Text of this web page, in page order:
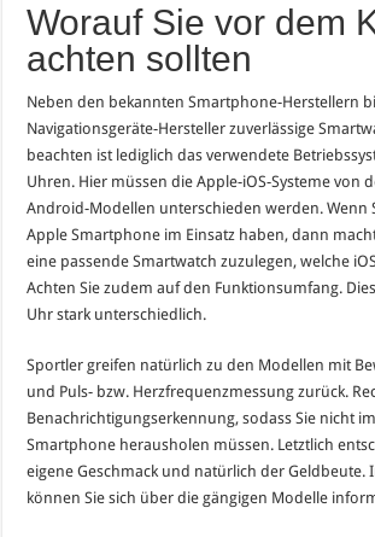
Worauf Sie vor dem
achten sollten
Neben den bekannten Smartphone-Herstellern
Navigationsgeräte-Hersteller zuverlässige
beachten ist lediglich das verwendete
Uhren. Hier müssen die Apple-iOS-Systeme von
Android-Modellen unterschieden werden. Wenn
Apple Smartphone im Einsatz haben, dann
eine passende Smartwatch zuzulegen, welche
Achten Sie zudem auf den Funktionsumfang.
Uhr stark unterschiedlich.
Sportler greifen natürlich zu den Modellen mit
und Puls- bzw. Herzfrequenzmessung zurück.
Benachrichtigungserkennung, sodass Sie nicht
Smartphone herausholen müssen. Letztlich
eigene Geschmack und natürlich der Geldbeute.
können Sie sich über die gängigen Modelle